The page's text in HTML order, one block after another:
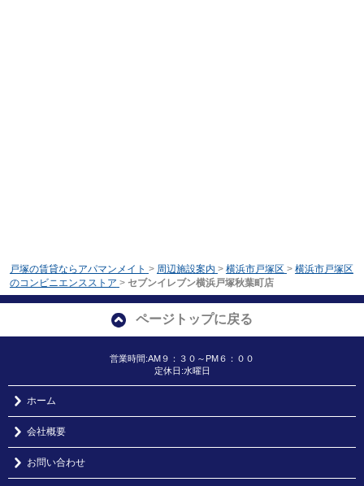
戸塚の賃貸ならアパマンメイト > 周辺施設案内 > 横浜市戸塚区 > 横浜市戸塚区
のコンビニエンスストア > セブンイレブン横浜戸塚秋葉町店
ページトップに戻る
営業時間:AM９：３０～PM６：００
定休日:水曜日
ホーム
会社概要
お問い合わせ